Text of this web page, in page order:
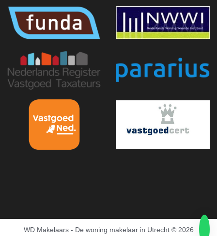
WD Makelaars - De woning makelaar in Utrecht© 2026